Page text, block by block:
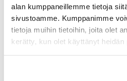
alan kumppaneillemme tietoja
sivustoamme. Kumppanimme
tietoja muihin tietoihin, joita olet
kerätty, kun olet käyttänyt heidän